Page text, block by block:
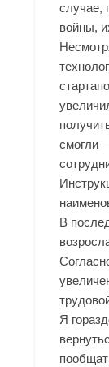
случае,
войны,
смогли
В
Я